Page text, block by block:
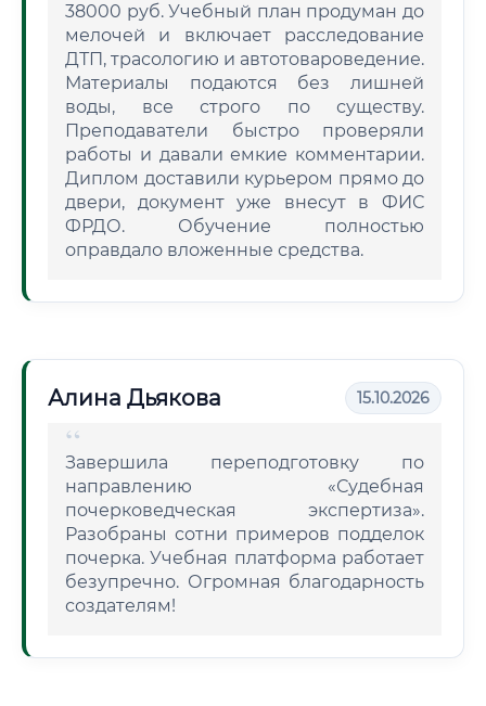
38000 руб. Учебный план продуман до
мелочей и включает расследование
ДТП, трасологию и автотовароведение.
Материалы подаются без лишней
воды, все строго по существу.
Преподаватели быстро проверяли
работы и давали емкие комментарии.
Диплом доставили курьером прямо до
двери, документ уже внесут в ФИС
ФРДО. Обучение полностью
оправдало вложенные средства.
Алина Дьякова 15.10.2026
Завершила переподготовку по
направлению «Судебная
почерковедческая экспертиза».
Разобраны сотни примеров подделок
почерка. Учебная платформа работает
безупречно. Огромная благодарность
создателям!